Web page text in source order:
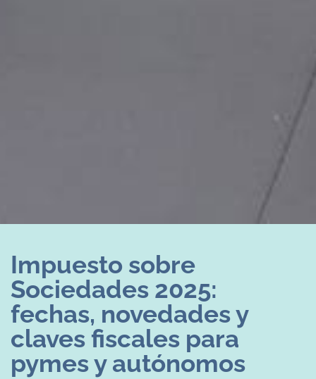
Impuesto sobre
Sociedades 2025:
fechas, novedades y
claves fiscales para
pymes y autónomos